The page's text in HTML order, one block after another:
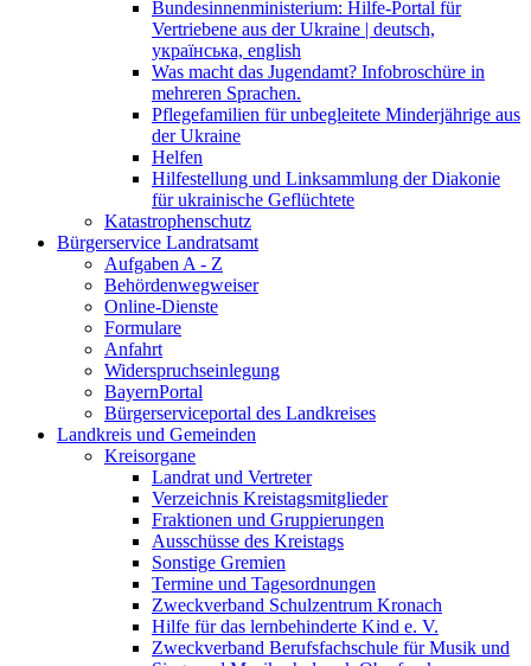
Bundesinnenministerium: Hilfe-Portal für
Vertriebene aus der Ukraine | deutsch,
українська, english
Was macht das Jugendamt? Infobroschüre in
mehreren Sprachen.
Pflegefamilien für unbegleitete Minderjährige aus
der Ukraine
Helfen
Hilfestellung und Linksammlung der Diakonie
für ukrainische Geflüchtete
Katastrophenschutz
Bürgerservice Landratsamt
Aufgaben A - Z
Behördenwegweiser
Online-Dienste
Formulare
Anfahrt
Widerspruchseinlegung
BayernPortal
Bürgerserviceportal des Landkreises
Landkreis und Gemeinden
Kreisorgane
Landrat und Vertreter
Verzeichnis Kreistagsmitglieder
Fraktionen und Gruppierungen
Ausschüsse des Kreistags
Sonstige Gremien
Termine und Tagesordnungen
Zweckverband Schulzentrum Kronach
Hilfe für das lernbehinderte Kind e. V.
Zweckverband Berufsfachschule für Musik und